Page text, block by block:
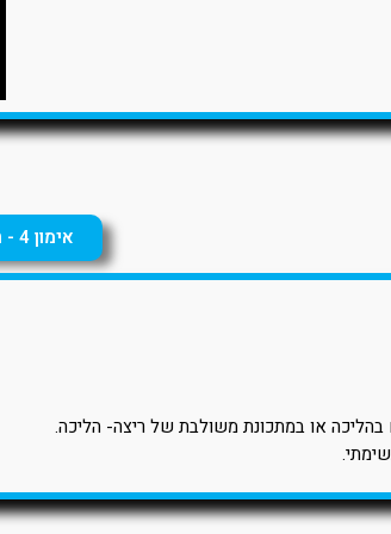
אימון 4 - רשות
בהליכה או במתכונת משולבת של ריצה- הליכה.